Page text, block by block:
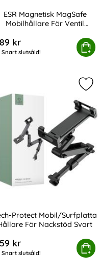
Essential Svart
ESR Magnetisk MagSafe
Mobilhållare För Ventil
kr
Snart slutsåld!
Köp
MagSafe
Magnetisk MagSafe
Protect Mobil/Surfplatta
För Nackstöd Svart
kr
Snart slutsåld!
Köp
Mobil/Surfplatta